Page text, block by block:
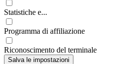
Statistiche e...
Programma di affiliazione
Riconoscimento del terminale